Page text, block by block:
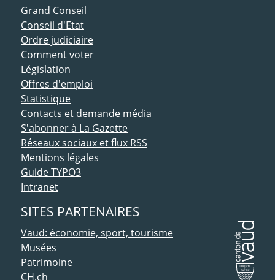
ACCÈS DIRECT
Grand Conseil
Conseil d'Etat
Ordre judiciaire
Comment voter
Législation
Offres d'emploi
Statistique
Contacts et demande média
S'abonner à La Gazette
Réseaux sociaux et flux RSS
Mentions légales
Guide TYPO3
Intranet
SITES PARTENAIRES
Vaud: économie, sport, tourisme
Musées
Patrimoine
CH.ch